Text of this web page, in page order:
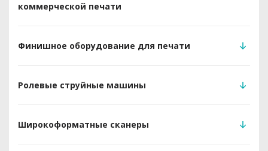
коммерческой печати
Финишное оборудование для печати
Ролевые струйные машины
Широкоформатные сканеры